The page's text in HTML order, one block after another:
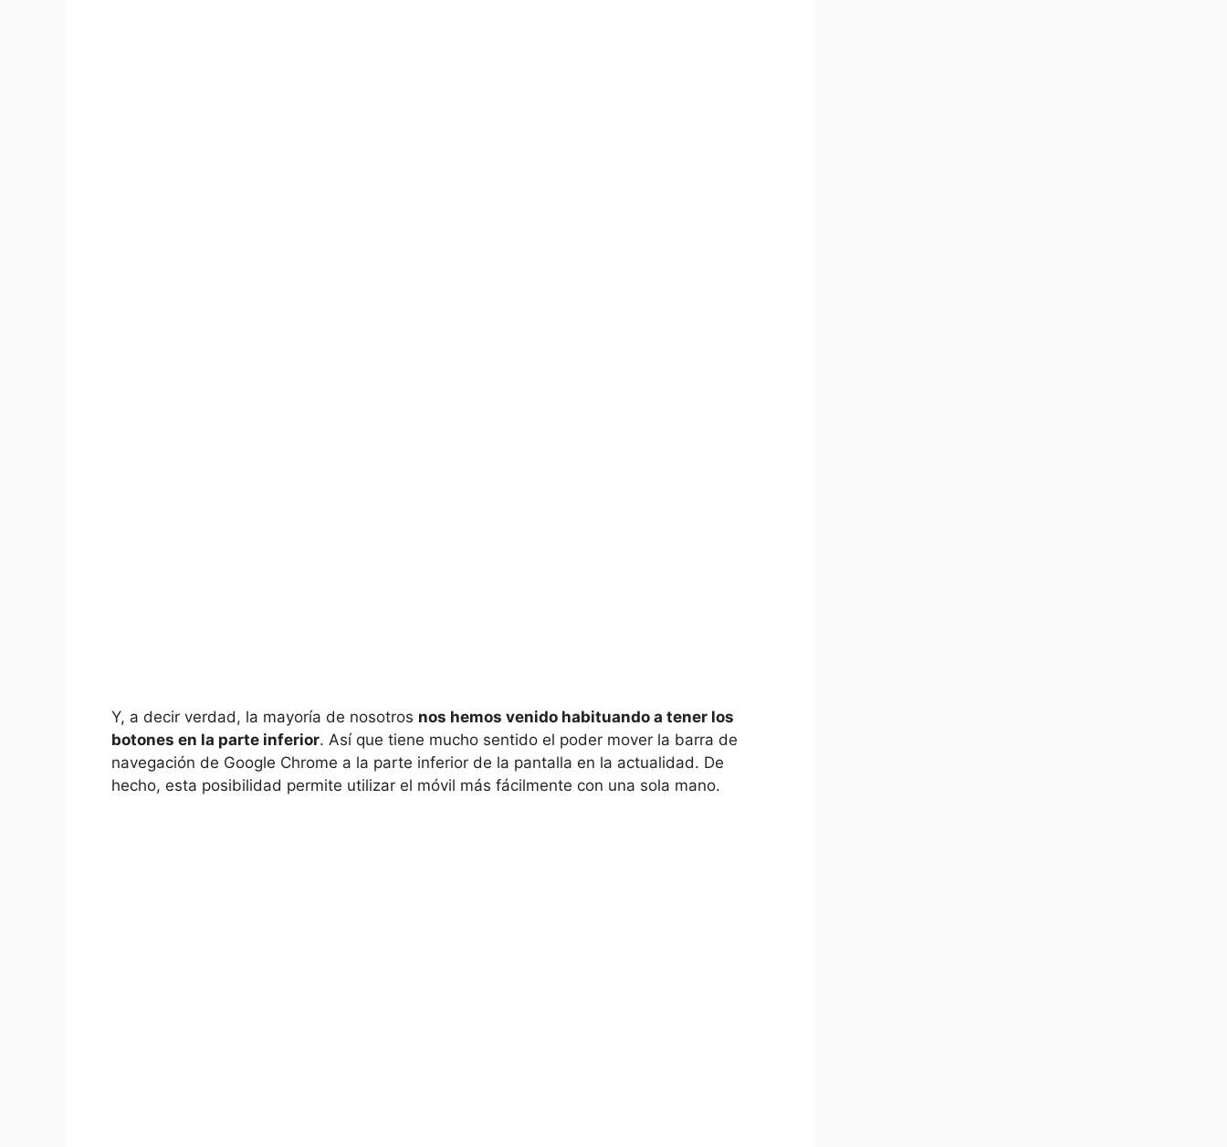
Y, a decir verdad, la mayoría de nosotros nos hemos venido habituando a tener los
botones en la parte inferior. Así que tiene mucho sentido el poder mover la barra de
navegación de Google Chrome a la parte inferior de la pantalla en la actualidad. De
hecho, esta posibilidad permite utilizar el móvil más fácilmente con una sola mano.